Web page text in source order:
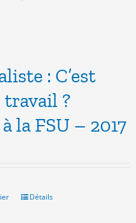
: C’est
travail ?
la FSU – 2017
Détails